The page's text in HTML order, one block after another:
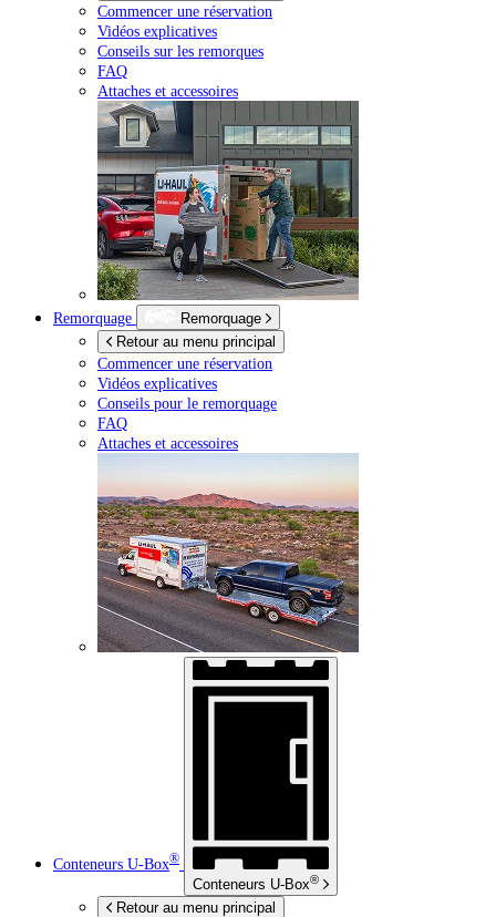
Commencer une réservation
Vidéos explicatives
Conseils sur les remorques
FAQ
Attaches et accessoires
Remorquage
Remorquage
Retour au menu principal
Commencer une réservation
Vidéos explicatives
Conseils pour le remorquage
FAQ
Attaches et accessoires
Conteneurs U-Box®
Conteneurs U-Box®
Retour au menu principal